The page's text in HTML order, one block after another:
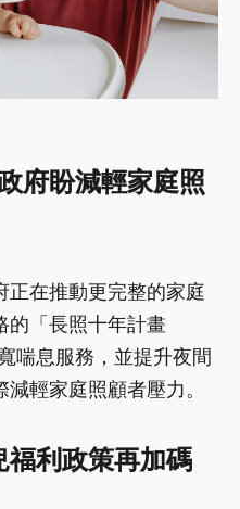
府盼減輕家庭照
正在推動更完整的家庭
的「長照十年計畫
喘息服務，並提升夜間
輕家庭照顧者壓力。
福利政策再加碼